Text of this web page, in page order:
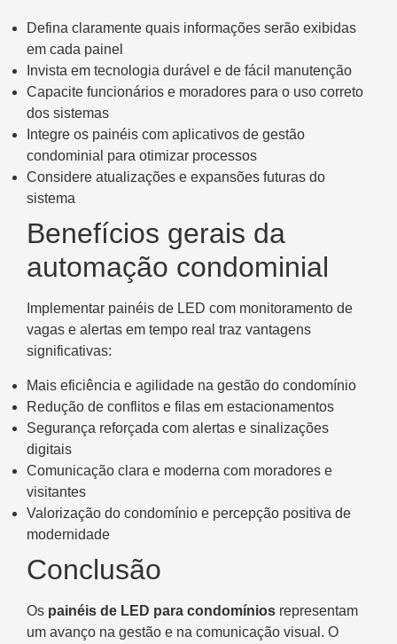
Defina claramente quais informações serão exibidas
em cada painel
Invista em tecnologia durável e de fácil manutenção
Capacite funcionários e moradores para o uso correto
dos sistemas
Integre os painéis com aplicativos de gestão
condominial para otimizar processos
Considere atualizações e expansões futuras do
sistema
Benefícios gerais da
automação condominial
Implementar painéis de LED com monitoramento de
vagas e alertas em tempo real traz vantagens
significativas:
Mais eficiência e agilidade na gestão do condomínio
Redução de conflitos e filas em estacionamentos
Segurança reforçada com alertas e sinalizações
digitais
Comunicação clara e moderna com moradores e
visitantes
Valorização do condomínio e percepção positiva de
modernidade
Conclusão
Os painéis de LED para condomínios representam
um avanço na gestão e na comunicação visual. O